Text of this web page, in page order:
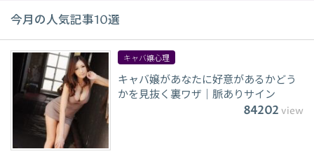
今月の人気記事10選
キャバ嬢心理
キャバ嬢があなたに好意があるかどう
かを見抜く裏ワザ｜脈ありサイン
84202 view